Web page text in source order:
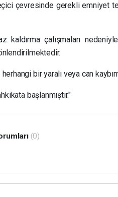
çevresinde gerekli emniyet
kaldırma çalışmaları
bir yaralı veya can
başlanmıştır."
(0)